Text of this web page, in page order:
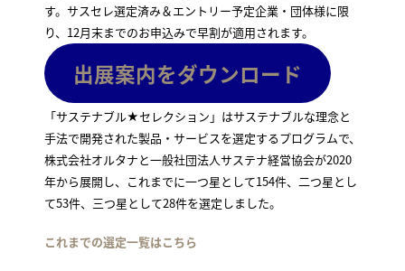
す。サスセレ選定済み＆エントリー予定企業・団体様に限
り、12月末までのお申込みで早割が適用されます。
出展案内をダウンロード
「サステナブル★セレクション」はサステナブルな理念と
手法で開発された製品・サービスを選定するプログラムで、
株式会社オルタナと一般社団法人サステナ経営協会が2020
年から展開し、これまでに一つ星として154件、二つ星とし
て53件、三つ星として28件を選定しました。
これまでの選定一覧はこちら